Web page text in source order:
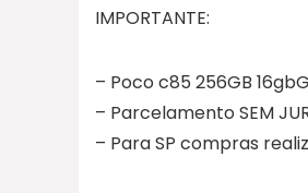
IMPORTANTE:
– Poco c85 256GB
– Parcelamento SEM
– Para SP compras